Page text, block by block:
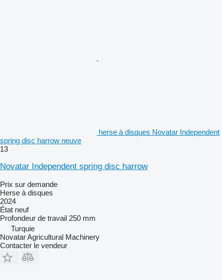
herse à disques Novatar Independent
spring disc harrow neuve
13
Novatar Independent spring disc harrow
Prix sur demande
Herse à disques
2024
État neuf
Profondeur de travail 250 mm
Turquie
Novatar Agricultural Machinery
Contacter le vendeur